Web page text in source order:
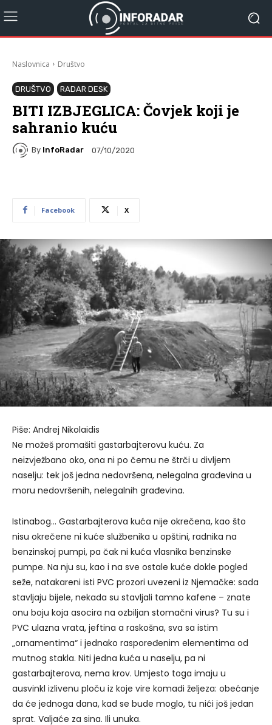
Naslovnica Društvo
DRUŠTVO RADAR DESK
BITI IZBJEGLICA: Čovjek koji je
sahranio kuću
By InfoRadar 07/10/2020
Facebook X
Piše: Andrej Nikolaidis
Ne možeš promašiti gastarbajterovu kuću. Za
neizvježbano oko, ona ni po čemu ne štrči u divljem
naselju: tek još jedna nedovršena, nelegalna građevina u
moru nedovršenih, nelegalnih građevina.
Istinabog… Gastarbajterova kuća nije okrečena, kao što
nisu okrečene ni kuće službenika u opštini, radnika na
benzinskoj pumpi, pa čak ni kuća vlasnika benzinske
pumpe. Na nju su, kao i na sve ostale kuće dokle pogled
seže, natakareni isti PVC prozori uvezeni iz Njemačke: sada
stavljaju bijele, nekada su stavljali tamno kafene – znate
onu boju koja asocira na ozbiljan stomačni virus? Tu su i
PVC ulazna vrata, jeftina a raskošna, sva sa istim
„ornamentima“ i jednako raspoređenim elementima od
mutnog stakla. Niti jedna kuća u naselju, pa ni
gastarbajterova, nema krov. Umjesto toga imaju u
ausvinkl izlivenu ploču iz koje vire komadi željeza: obećanje
da će jednoga dana, kad se bude moglo, tu nići još jedan
sprat. Valjaće za sina. Ili unuka.